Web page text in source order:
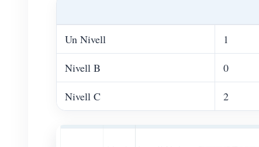
Un Nivell 1
Nivell B 0
Nivell C 2